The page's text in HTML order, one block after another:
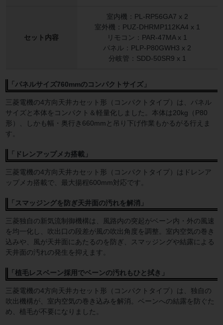
セット内容
室内機：PL-RP56GA7 x 2
室外機：PUZ-DHRMP112KA4 x 1
リモコン：PAR-47MA x 1
パネル：PLP-P80GWH3 x 2
分岐管：SDD-50SR9 x 1
「パネルサイズ760mmのコンパクトサイズ」
三菱電機の4方向天井カセット形（コンパクトタイプ）は、パネル
サイズと本体をコンパクト＆軽量化しました。本体は20kg（P80
形）、しかも幅・奥行き660mmと吊り下げ作業もかるがる行えま
す。
「ドレンアップメカ搭載」
三菱電機の4方向天井カセット形（コンパクトタイプ）はドレンア
ップメカ搭載で、最大揚程600mm対応です。
「スマッジングを防ぎ天井面の汚れを解消」
三菱独自の新気流制御機構は、風路内の突起がベーン内・外の風速
を均一化し、吹出口の段差が風の吹出角度を調整。室内空気の巻き
込みや、風が天井面にあたるのを防ぎ、スマッジングや結露による
天井面の汚れの発生を抑えます。
「植毛レスベーン採用でベーンの汚れもひと拭き」
三菱電機の4方向天井カセット形（コンパクトタイプ）は、独自の
吹出機構が、室内空気の巻き込みを解消。ベーンへの結露を防ぐた
め、植毛が不要になりました。